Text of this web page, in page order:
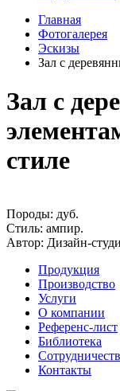
Главная
Фотогалерея
Эскизы
Зал с
Зал с
стиле
Породы: дуб.
Стиль: ампир.
Автор: Дизайн-
Продукция
Производство
Услуги
О компании
Референс-лист
Библиотека
Контакты